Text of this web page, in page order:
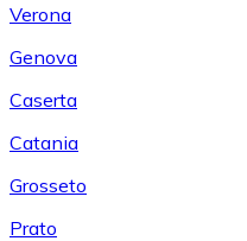
Verona
Genova
Caserta
Catania
Grosseto
Prato